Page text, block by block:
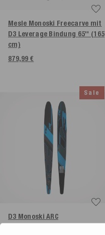
Mesle Monoski Freecarve mit
D3 Leverage Bindung 65'' (165
cm)
879,99 €
Sale
D3 Monoski ARC